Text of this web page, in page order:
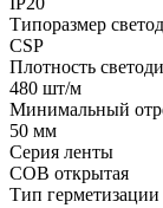
Типоразмер
CSP
Плотность
480 шт/м
Минимальный
50 мм
Серия ленты
COB открытая
Тип герметизации